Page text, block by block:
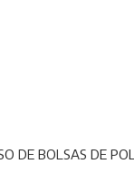
DE BOLSAS DE